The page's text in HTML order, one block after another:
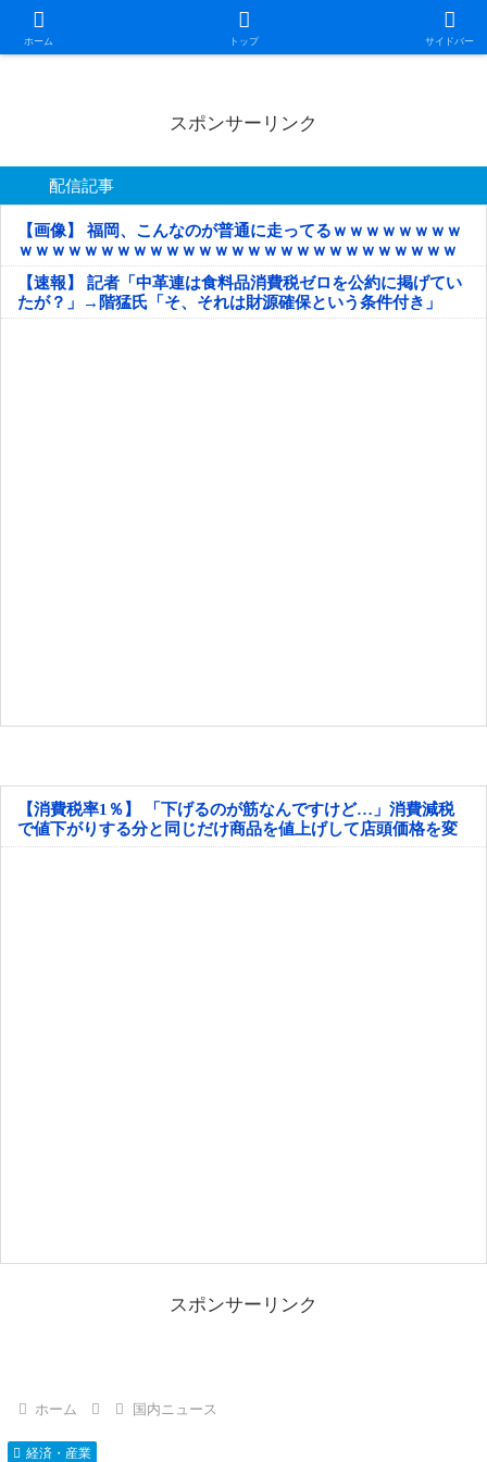
ホーム トップ サイドバー
日本第一！ニュース録
スポンサーリンク
配信記事
【画像】 福岡、こんなのが普通に走ってるｗｗｗｗｗｗｗｗ
ｗｗｗｗｗｗｗｗｗｗｗｗｗｗｗｗｗｗｗｗｗｗｗｗｗｗｗ
ｗｗｗｗｗ
【速報】 記者「中革連は食料品消費税ゼロを公約に掲げてい
たが？」→階猛氏「そ、それは財源確保という条件付き」
【消費税率1％】 「下げるのが筋なんですけど…」消費減税
で値下がりする分と同じだけ商品を値上げして店頭価格を変
えない店も
スポンサーリンク
ホーム 国内ニュース
経済・産業